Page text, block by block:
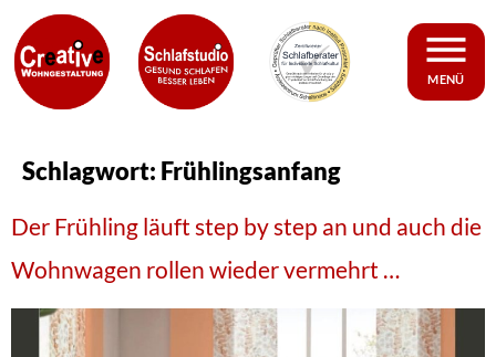
MENÜ
Schlagwort: Frühlingsanfang
Der Frühling läuft step by step an und auch die
Wohnwagen rollen wieder vermehrt …